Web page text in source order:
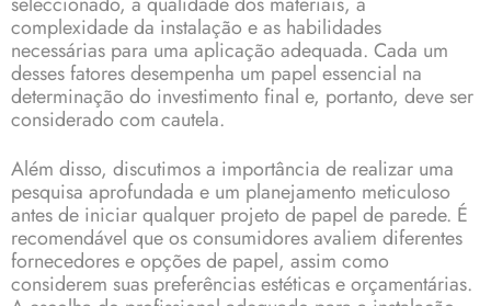
complexidade da instalação e as habilidades
necessárias para uma aplicação adequada. Cada um
desses fatores desempenha um papel essencial na
determinação do investimento final e, portanto, deve ser
considerado com cautela.
Além disso, discutimos a importância de realizar uma
pesquisa aprofundada e um planejamento meticuloso
antes de iniciar qualquer projeto de papel de parede. É
recomendável que os consumidores avaliem diferentes
fornecedores e opções de papel, assim como
considerem suas preferências estéticas e orçamentárias.